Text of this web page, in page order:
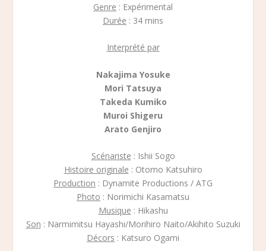
Genre : Expérimental
Durée : 34 mins
Interprété par
Nakajima Yosuke
Mori Tatsuya
Takeda Kumiko
Muroi Shigeru
Arato Genjiro
Scénariste : Ishii Sogo
Histoire originale : Otomo Katsuhiro
Production : Dynamite Productions / ATG
Photo : Norimichi Kasamatsu
Musique : Hikashu
Son : Narmimitsu Hayashi/Morihiro Naito/Akihito Suzuki
Décors : Katsuro Ogami